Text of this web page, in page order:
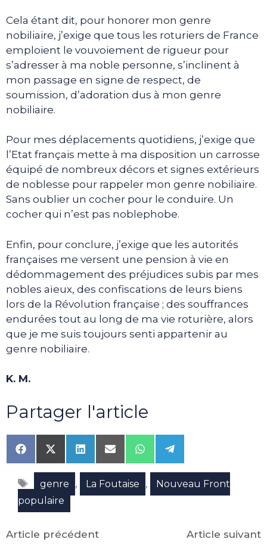
Cela étant dit, pour honorer mon genre
nobiliaire, j’exige que tous les roturiers de France
emploient le vouvoiement de rigueur pour
s’adresser à ma noble personne, s’inclinent à
mon passage en signe de respect, de
soumission, d’adoration dus à mon genre
nobiliaire.
Pour mes déplacements quotidiens, j’exige que
l’Etat français mette à ma disposition un carrosse
équipé de nombreux décors et signes extérieurs
de noblesse pour rappeler mon genre nobiliaire.
Sans oublier un cocher pour le conduire. Un
cocher qui n’est pas noblephobe.
Enfin, pour conclure, j’exige que les autorités
françaises me versent une pension à vie en
dédommagement des préjudices subis par mes
nobles aïeux, des confiscations de leurs biens
lors de la Révolution française ; des souffrances
endurées tout au long de ma vie roturière, alors
que je me suis toujours senti appartenir au
genre nobiliaire.
K. M.
Partager l'article
Share
on
Facebook
Share
on
X
(Twitter)
Share
on
LinkedIn
Share
on
Email
Share
on
WhatsApp
Share
on
Telegram
Étiquettes
genre , La Foutaise ,
Nouveau Front
populaire
Article précédent Article suivant